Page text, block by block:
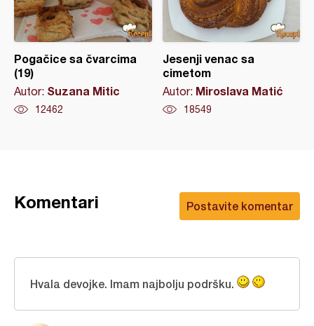
Pogačice sa čvarcima
(19)
Autor: Suzana Mitic
12462
Jesenji venac sa
cimetom
Autor: Miroslava Matić
18549
Postavite komentar
Komentari
Hvala devojke. Imam najbolju podršku.